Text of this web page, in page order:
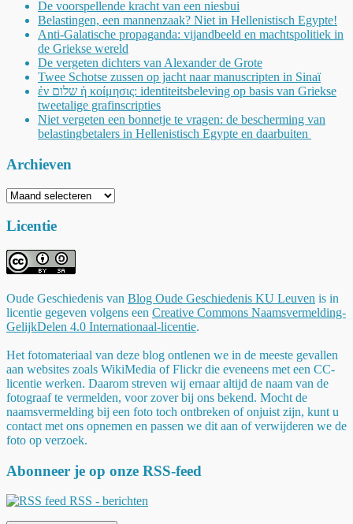
De voorspellende kracht van een niesbui
Belastingen, een mannenzaak? Niet in Hellenistisch Egypte!
Anti-Galatische propaganda: vijandbeeld en machtspolitiek in
de Griekse wereld
De vergeten dichters van Alexander de Grote
Twee Schotse zussen op jacht naar manuscripten in Sinaï
ἐν שלום ἡ κοίμησις: identiteitsbeleving op basis van Griekse
tweetalige grafinscripties
Niet vergeten een bonnetje te vragen: de bescherming van
belastingbetalers in Hellenistisch Egypte en daarbuiten
Archieven
Archieven
Licentie
Oude Geschiedenis van Blog Oude Geschiedenis KU Leuven is in
licentie gegeven volgens een Creative Commons Naamsvermelding-
GelijkDelen 4.0 Internationaal-licentie.
Het fotomateriaal van deze blog ontlenen we in de meeste gevallen
aan websites zoals WikiMedia of Flickr die eveneens met een CC-
licentie werken. Daarom streven wij ernaar altijd de naam van de
fotograaf te vermelden, voor zover bij ons bekend. Mocht de
naamsvermelding bij een foto toch ontbreken of onjuist zijn, kunt u
contact met ons opnemen en passen we dit aan of verwijderen we de
foto op verzoek.
Abonneer je op onze RSS-feed
RSS - berichten